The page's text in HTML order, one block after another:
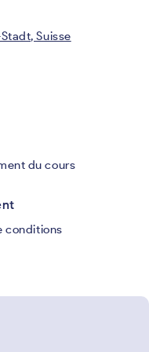
Suisse
du cours
conditions